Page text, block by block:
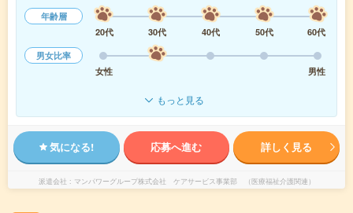
年齢層
20代
30代 40代 50代
60代
男女比率
女性
男性
もっと見る
気になる! 応募へ進む 詳しく見る
派遣会社 マンパワーグループ株式会社 ケアサービス事業部 （医療福祉介護関連）